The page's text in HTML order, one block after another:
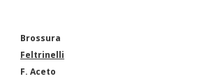
Brossura
Feltrinelli
F. Aceto